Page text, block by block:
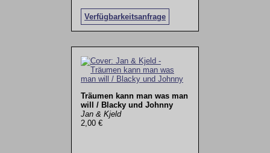
Verfügbarkeitsanfrage
Träumen kann man was man
will / Blacky und Johnny
Jan & Kjeld
2,00 €